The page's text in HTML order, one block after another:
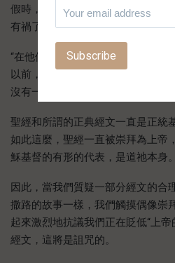
假時，它的崇拜者自然會作出恐懼
有禍了！
“在他們前面有吞滅的火，在他們
以前，大地像伊甸園，他們過去以
沒有一樣能逃避他們的” (約珥書 2:3)
聖經和所謂的正典經文一直是正統
如此這麼，聖經一直被崇拜為上帝
穌基督的有形的代表，是道祂本身。
因此，當我們質疑一部分經文的合
撒路的故事一樣，我們觸摸偶像崇
起來激烈地抗議我們正在貶低“上
經文，這將是詛咒的。